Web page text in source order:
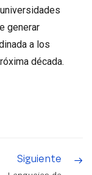
generar
a los
década.
Siguiente